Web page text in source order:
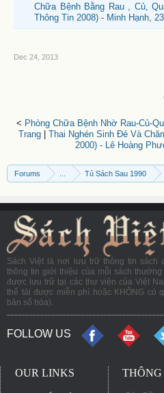
Chữa Bệnh Bằng Rau , Củ,
Thông Tin 2008) - Minh Hạnh,
Dec 24, 2013
< Phòng Chữa Bệnh Nhờ Rau-Củ-
Trang
Thai Nghén Sinh Đẻ Và
2000) - Lê Hoàng
Forums Tủ Sách Sau 1990
Sách Việt là nơi lưu trữ thông tin sách
thông tin giới thiệu của mỗi sách
được lưu trữ tại các thư viện của Việt
thể tải được miễn phí hoặc KHÔNG có
bản số hóa).
FOLLOW US
OUR LINKS THÔNG